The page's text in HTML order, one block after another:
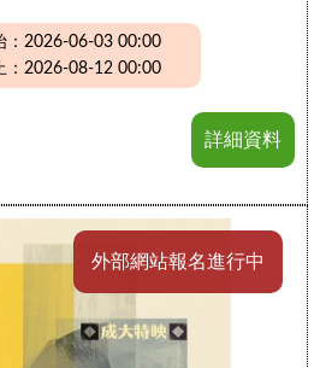
：2026-06-03 00:00
：2026-08-12 00:00
詳細資料
外部網站報名進行中